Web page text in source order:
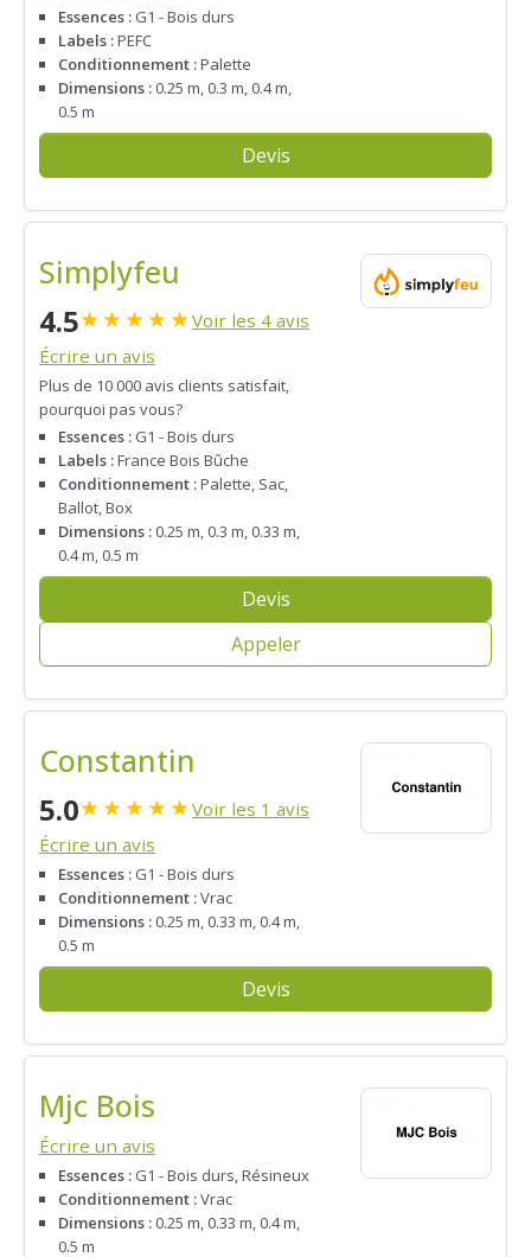
Essences : G1 - Bois durs
Labels :PEFC
Conditionnement :Palette
Dimensions : 0.25 m, 0.3 m, 0.4 m,
0.5 m
Devis
Simplyfeu
4.5★★★★★Voir les 4 avis
Écrire un avis
Plus de 10 000 avis clients satisfait,
pourquoi pas vous?
Essences : G1 - Bois durs
Labels :France Bois Bûche
Conditionnement :Palette, Sac,
Ballot, Box
Dimensions : 0.25 m, 0.3 m, 0.33 m,
0.4 m, 0.5 m
Devis
Appeler
Constantin
5.0★★★★★Voir les 1 avis
Écrire un avis
Essences : G1 - Bois durs
Conditionnement :Vrac
Dimensions : 0.25 m, 0.33 m, 0.4 m,
0.5 m
Devis
Mjc Bois
Écrire un avis
Essences : G1 - Bois durs, Résineux
Conditionnement :Vrac
Dimensions : 0.25 m, 0.33 m, 0.4 m,
0.5 m